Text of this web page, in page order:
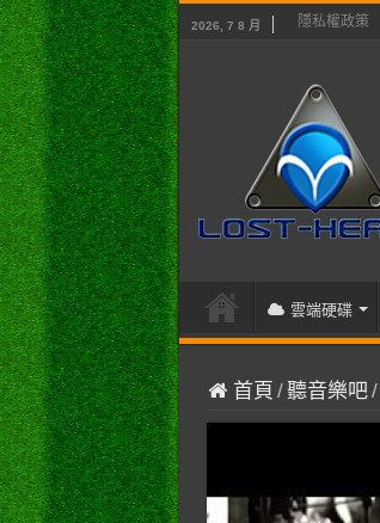
2026, 7 8 月 隱私權政策
雲端硬碟
首頁 /聽音樂吧/